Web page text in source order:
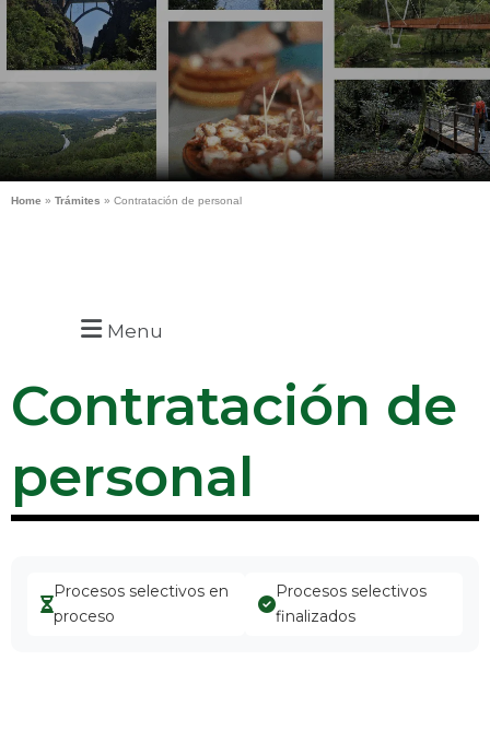
Home » Trámites » Contratación de personal
Menu
Contratación de
personal
Procesos selectivos en
proceso
Procesos selectivos
finalizados